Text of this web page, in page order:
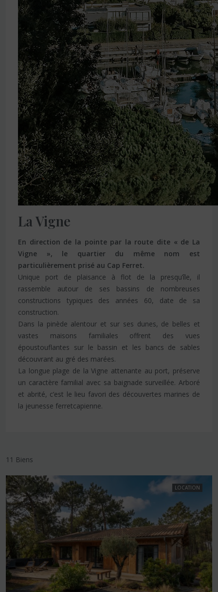
La Vigne
En direction de la pointe par la route dite « de La
Vigne », le quartier du même nom est
particulièrement prisé au Cap Ferret.
Unique port de plaisance à flot de la presqu’île, il
rassemble autour de ses bassins de nombreuses
constructions typiques des années 60, date de sa
construction.
Dans la pinède alentour et sur ses dunes, de belles et
vastes maisons familiales offrent des vues
époustouflantes sur le bassin et les bancs de sables
découvrant au gré des marées.
La longue plage de la Vigne attenante au port, préserve
un caractère familial avec sa baignade surveillée. Arboré
et abrité, c’est le lieu favori des découvertes marines de
la jeunesse ferretcapienne.
11 Biens
LOCATION